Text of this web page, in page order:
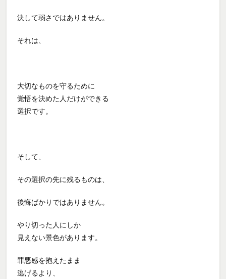
決して弱さではありません。
それは、
大切なものを守るために
覚悟を決めた人だけができる
選択です。
そして、
その選択の先に残るものは、
後悔ばかりではありません。
やり切った人にしか
見えない景色があります。
罪悪感を抱えたまま
逃げるより、